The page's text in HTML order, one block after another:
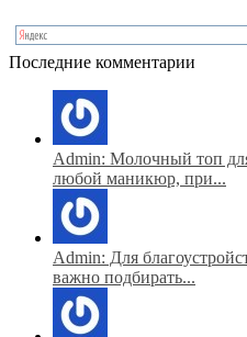
Последние комментарии
Admin: Молочный топ
любой маникюр, при...
Admin: Для
важно подбирать...